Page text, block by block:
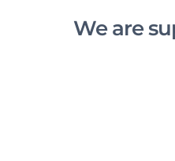
We are